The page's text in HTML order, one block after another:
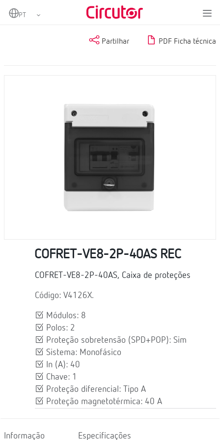
Home
Partilhar PDF Ficha técnica
COFRET-VE8-2P-40AS REC
COFRET-VE8-2P-40AS, Caixa de proteções
Código: V4126X.
Módulos: 8
Polos: 2
Proteção sobretensão (SPD+POP): Sim
Sistema: Monofásico
In (A): 40
Chave: 1
Proteção diferencial: Tipo A
Proteção magnetotérmica: 40 A
Informação Especificações